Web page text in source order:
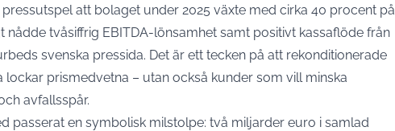
att bolaget under 2025 växte med cirka 40 procent på
nådde tvåsiffrig EBITDA-lönsamhet samt positivt kassaflöde från
svenska pressida. Det är ett tecken på att rekonditionerade
lockar prismedvetna – utan också kunder som vill minska
avfallsspår.
passerat en symbolisk milstolpe: två miljarder euro i samlad